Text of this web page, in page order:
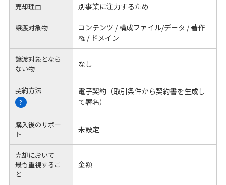
売却理由 別事業に注力するため
譲渡対象物
コンテンツ / 構成ファイル/データ / 著作
権 / ドメイン
譲渡対象となら
ない物
なし
契約方法
?
電子契約（取引条件から契約書を生成し
て署名）
購入後のサポー
ト
未設定
売却において
最も重視するこ
と
金額